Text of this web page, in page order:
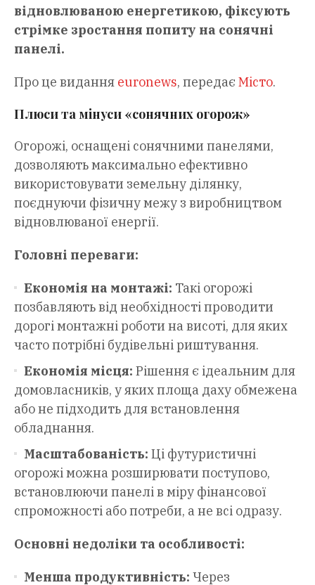
відновлюваною енергетикою, фіксують
стрімке зростання попиту на сонячні
панелі.
Про це видання euronews, передає Місто.
Плюси та мінуси «сонячних огорож»
Огорожі, оснащені сонячними панелями,
дозволяють максимально ефективно
використовувати земельну ділянку,
поєднуючи фізичну межу з виробництвом
відновлюваної енергії.
Головні переваги:
Економія на монтажі: Такі огорожі
позбавляють від необхідності проводити
дорогі монтажні роботи на висоті, для яких
часто потрібні будівельні риштування.
Економія місця: Рішення є ідеальним для
домовласників, у яких площа даху обмежена
або не підходить для встановлення
обладнання.
Масштабованість: Ці футуристичні
огорожі можна розширювати поступово,
встановлюючи панелі в міру фінансової
спроможності або потреби, а не всі одразу.
Основні недоліки та особливості:
Менша продуктивність: Через